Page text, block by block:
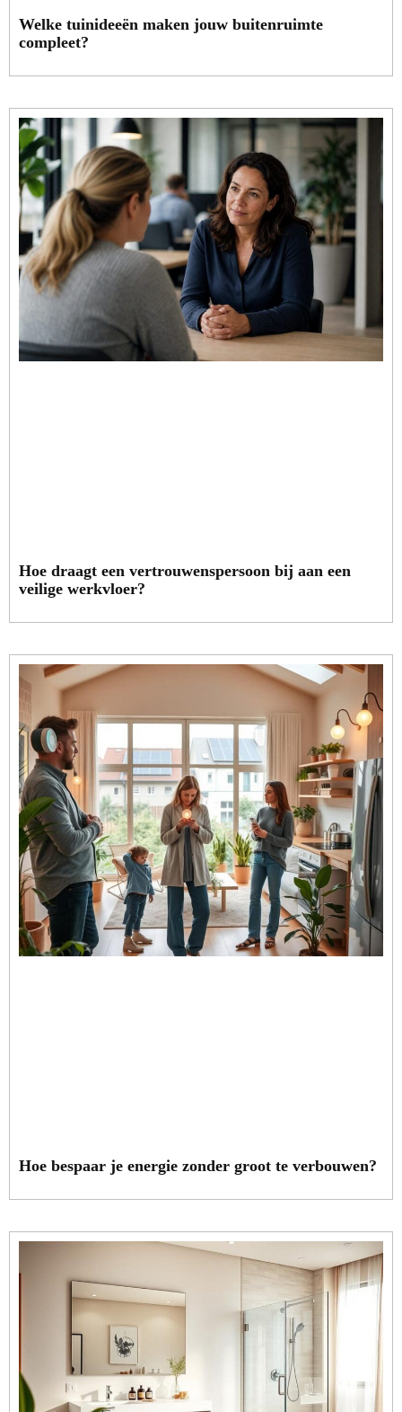
Welke tuinideeën maken jouw buitenruimte
compleet?
Hoe draagt een vertrouwenspersoon bij aan een
veilige werkvloer?
Hoe bespaar je energie zonder groot te verbouwen?